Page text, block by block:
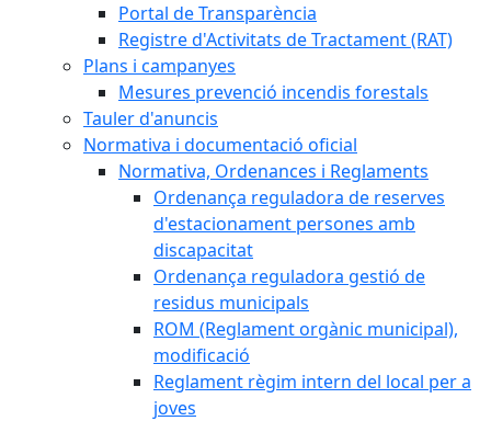
Portal de Transparència
Registre d'Activitats de Tractament (RAT)
Plans i campanyes
Mesures prevenció incendis forestals
Tauler d'anuncis
Normativa i documentació oficial
Normativa, Ordenances i Reglaments
Ordenança reguladora de reserves
d'estacionament persones amb
discapacitat
Ordenança reguladora gestió de
residus municipals
ROM (Reglament orgànic municipal),
modificació
Reglament règim intern del local per a
joves